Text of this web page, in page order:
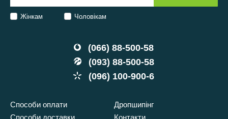
(066) 88-500-58
(093) 88-500-58
(096) 100-900-6
Способи оплати
Способи доставки
Дропшипінг
Контакти
Жінкам Чоловікам